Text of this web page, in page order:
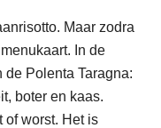
Maar zodra
In de
Polenta Taragna:
boter en kaas.
of worst. Het is